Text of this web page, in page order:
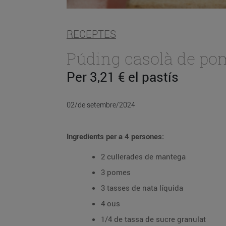
RECEPTES
Púding casolà de
Per 3,21 € el pastís
02/de setembre/2024
Ingredients per a 4 persones:
2 cullerades de mantega
3 pomes
3 tasses de nata líquida
4 ous
1/4 de tassa de sucre granulat